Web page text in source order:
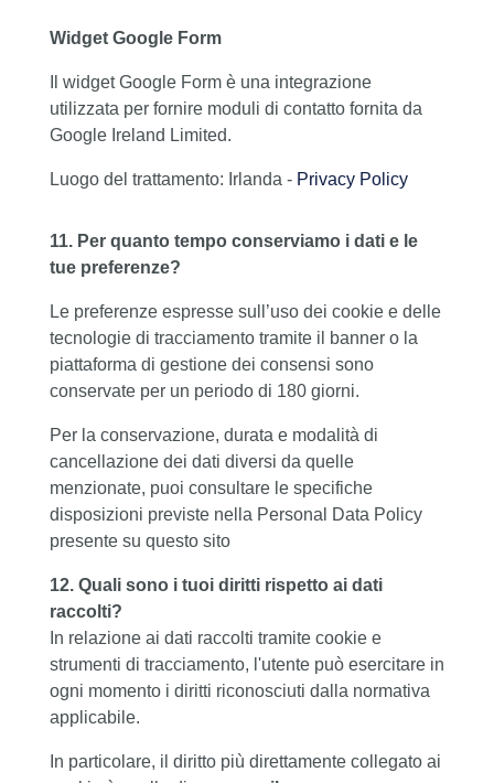
Widget Google Form
Il widget Google Form è una integrazione
utilizzata per fornire moduli di contatto fornita da
Google Ireland Limited.
Luogo del trattamento: Irlanda - Privacy Policy
11. Per quanto tempo conserviamo i dati e le
tue preferenze?
Le preferenze espresse sull’uso dei cookie e delle
tecnologie di tracciamento tramite il banner o la
piattaforma di gestione dei consensi sono
conservate per un periodo di 180 giorni.
Per la conservazione, durata e modalità di
cancellazione dei dati diversi da quelle
menzionate, puoi consultare le specifiche
disposizioni previste nella Personal Data Policy
presente su questo sito
12. Quali sono i tuoi diritti rispetto ai dati
raccolti?
In relazione ai dati raccolti tramite cookie e
strumenti di tracciamento, l'utente può esercitare in
ogni momento i diritti riconosciuti dalla normativa
applicabile.
In particolare, il diritto più direttamente collegato ai